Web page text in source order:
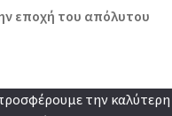
εποχή του απόλυτου
την καλύτερη